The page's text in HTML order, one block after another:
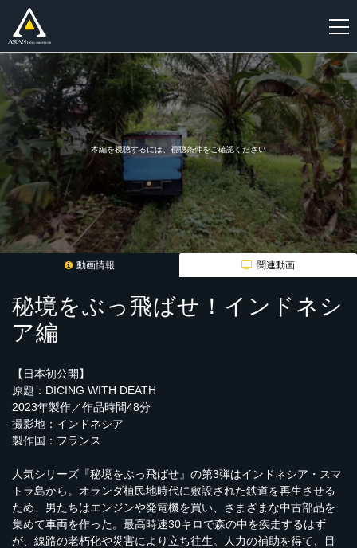
新
規
登
録
本編を視聴するには、視聴条件をご確認ください
動画情報 関連動画
秘境をぶっ飛ばせ！インドネシ
ア編
【日本初公開】
原題：DICING WITH DEATH
2023年製作／作品時間48分
撮影地：インドネシア
製作国：フランス
人気シリーズ『秘境をぶっ飛ばせ』の第3弾はインドネシア・スマ
トラ島から。オランダ植民地時代に敷設された鉄道を再生させる
ため、男たちはエンジンや発電機を買い、さまざまな中古部品を
集めて車両を作った。最高時速30キロで森の中を疾走するはず
が、線路の老朽化や災害により立ち往生。人力の補助を得て、目